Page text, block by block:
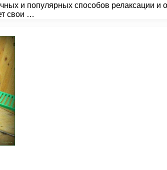
и популярных способов релаксации
свои …